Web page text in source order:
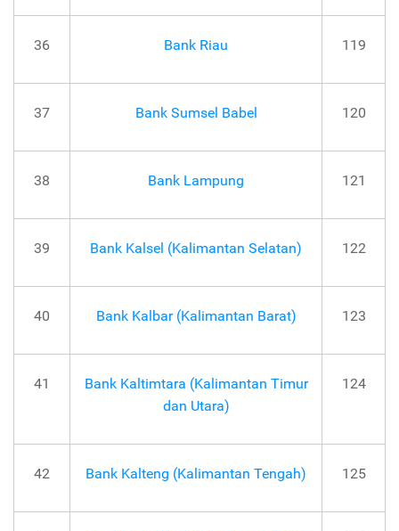
36 Bank Riau 119
37 Bank Sumsel Babel 120
38 Bank Lampung 121
39 Bank Kalsel (Kalimantan Selatan) 122
40 Bank Kalbar (Kalimantan Barat) 123
41
Bank Kaltimtara (Kalimantan Timur
dan Utara)
124
42 Bank Kalteng (Kalimantan Tengah) 125